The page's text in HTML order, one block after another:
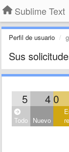
Sublime Text
Perfil de usuario
Sus
5 4 0
Todo Nuevo